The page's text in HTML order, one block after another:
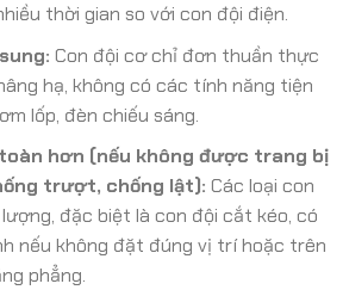
thời gian so với con đội điện.
Con đội cơ chỉ đơn thuần thực
hạ, không có các tính năng tiện
lốp, đèn chiếu sáng.
hơn (nếu không được trang bị
trượt, chống lật): Các loại con
đặc biệt là con đội cắt kéo, có
nếu không đặt đúng vị trí hoặc trên
phẳng.